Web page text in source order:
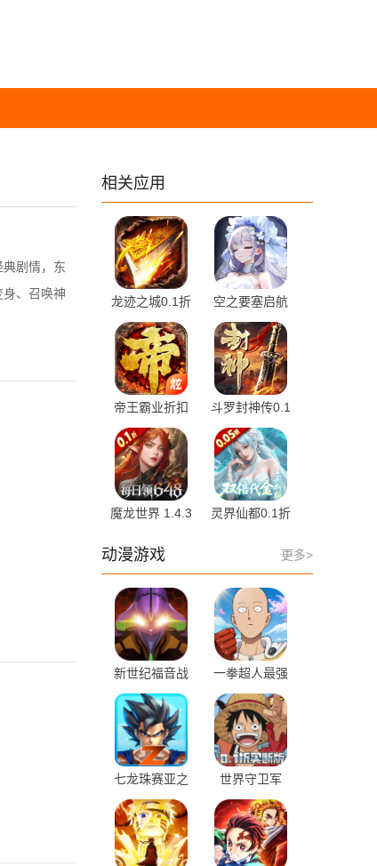
剧情，东
、召唤神
相关应用
龙迹之城0.1折
充值平台 1.0.1
手机版
空之要塞启航
1.6.25 手机版
帝王霸业折扣
平台 1.0 手机
版
斗罗封神传0.1
折扣版 1.8 手
机版
魔龙世界 1.4.3
灵界仙都0.1折
更多>
动漫游戏
新世纪福音战
士破晓 6.3.0
安卓版
一拳超人最强
之男小yTV版
1.7.1 最新版
七龙珠赛亚之
神 1.0.2
世界守卫军
1.0.0 安卓版